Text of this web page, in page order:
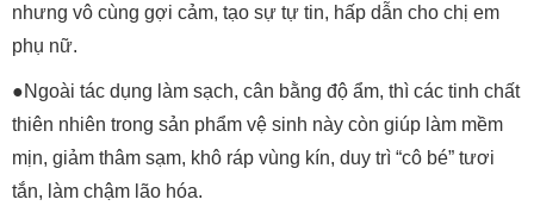
nhưng vô cùng gợi cảm, tạo sự tự tin, hấp dẫn cho chị em
phụ nữ.
●Ngoài tác dụng làm sạch, cân bằng độ ẩm, thì các tinh chất
thiên nhiên trong sản phẩm vệ sinh này còn giúp làm mềm
mịn, giảm thâm sạm, khô ráp vùng kín, duy trì “cô bé” tươi
tắn, làm chậm lão hóa.